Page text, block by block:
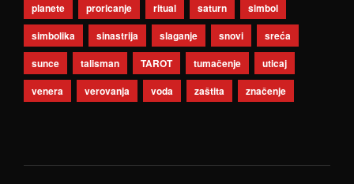
planete
proricanje ritual saturn
simbol
simbolika
sinastrija slaganje snovi
sreća
sunce
talisman TAROT tumačenje
uticaj
venera
verovanja voda zaštita značenje